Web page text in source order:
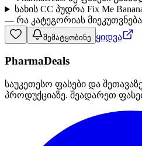
სახის CC პუდრა Fix Me
— რა კატეგორიას
შემატყობინე ყიდვა
PharmaDeals
საუკეთესო ფასები და
პროდუქციაზე. შეადარეთ